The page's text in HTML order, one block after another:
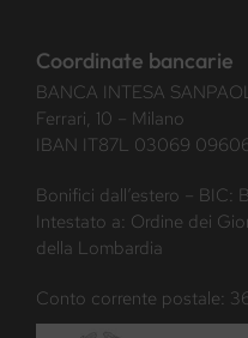
Coordinate bancarie
BANCA INTESA
Ferrari, 10 – Milano
IBAN IT87L 03069
Bonifici dall’estero – BIC:
Intestato a: Ordine dei
della Lombardia
Conto corrente postale: